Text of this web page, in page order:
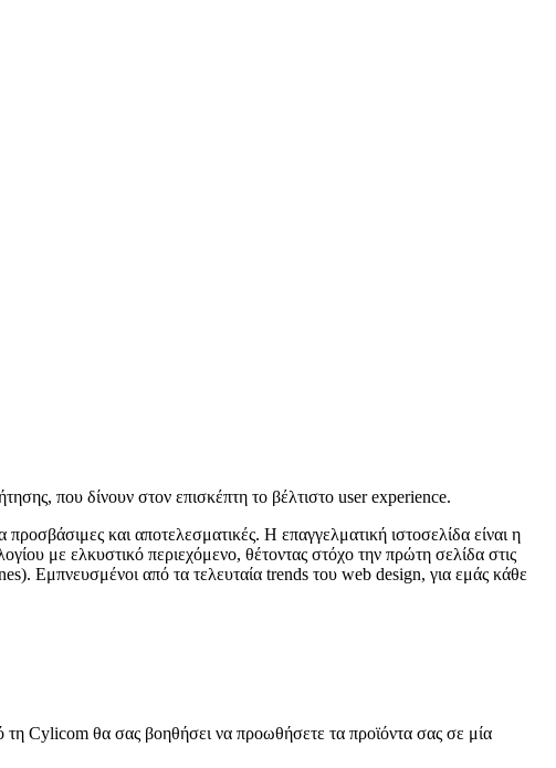
που δίνουν στον επισκέπτη το βέλτιστο user experience.
και αποτελεσματικές. Η επαγγελματική ιστοσελίδα είναι η
με ελκυστικό περιεχόμενο, θέτοντας στόχο την πρώτη σελίδα στις
Εμπνευσμένοι από τα τελευταία trends του web design, για εμάς κάθε
τη Cylicom θα σας βοηθήσει να προωθήσετε τα προϊόντα σας σε μία